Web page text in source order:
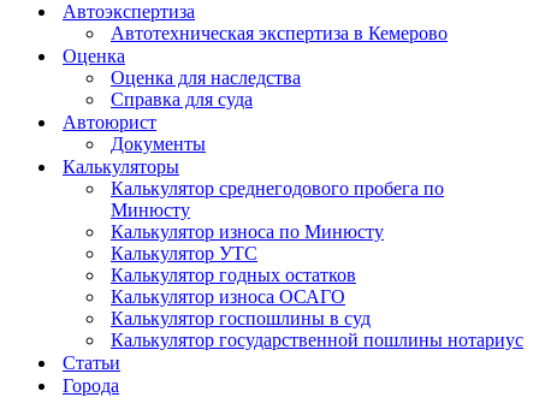
Автоэкспертиза
Автотехническая экспертиза в Кемерово
Оценка
Оценка для наследства
Справка для суда
Автоюрист
Документы
Калькуляторы
Калькулятор среднегодового пробега по
Минюсту
Калькулятор износа по Минюсту
Калькулятор УТС
Калькулятор годных остатков
Калькулятор износа ОСАГО
Калькулятор госпошлины в суд
Калькулятор государственной пошлины нотариус
Статьи
Города